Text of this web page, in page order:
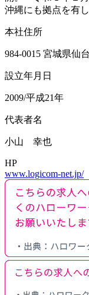
沖縄にも拠点を有
本社住所
984-0015 宮城県仙
設立年月日
2009/平成21年
代表者名
小山 幸也
HP
www.logicom-net.jp/